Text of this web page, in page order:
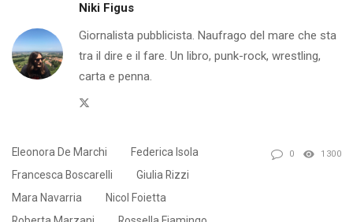
Niki Figus
Giornalista pubblicista. Naufrago del mare che sta
tra il dire e il fare. Un libro, punk-rock, wrestling,
carta e penna.
Eleonora De Marchi
Federica Isola
Francesca Boscarelli
Giulia Rizzi
Mara Navarria
Nicol Foietta
0 1300